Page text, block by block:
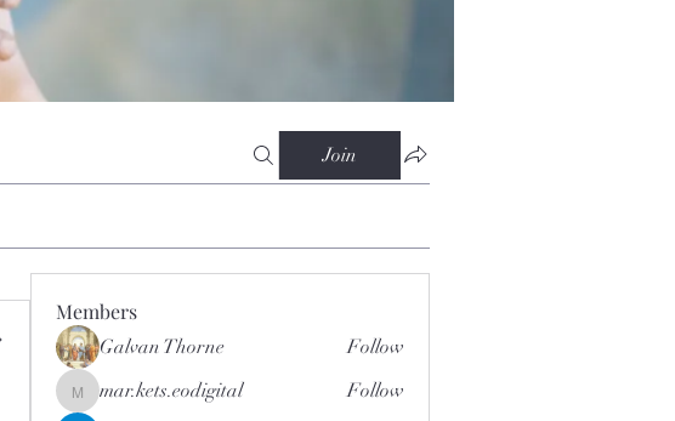
Join
Members
Galvan Thorne Follow
mar.kets.eodigital
mar.kets.eodigital
Follow